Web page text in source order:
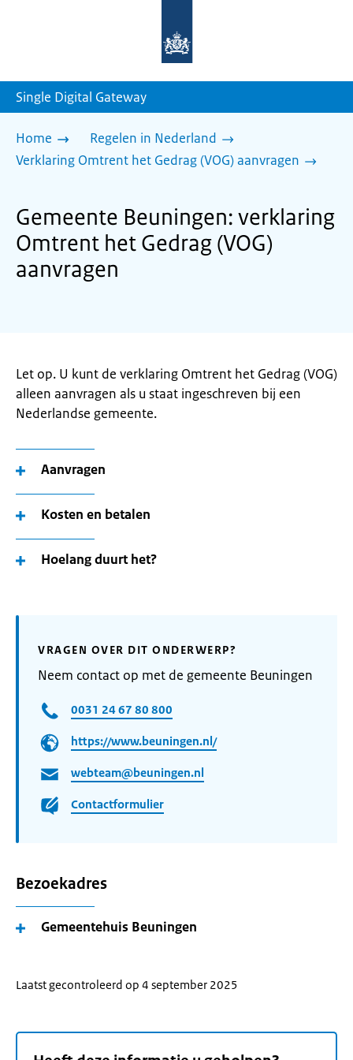
homepage
Single Digital Gateway
Home
Regelen in Nederland
Verklaring Omtrent het Gedrag (VOG) aanvragen
Gemeente Beuningen: verklaring
Omtrent het Gedrag (VOG)
aanvragen
Let op. U kunt de verklaring Omtrent het Gedrag (VOG)
alleen aanvragen als u staat ingeschreven bij een
Nederlandse gemeente.
Aanvragen
Kosten en betalen
Hoelang duurt het?
VRAGEN OVER DIT ONDERWERP?
Neem contact op met de gemeente Beuningen
0031 24 67 80 800
https://www.beuningen.nl/
webteam@beuningen.nl
Contactformulier
Bezoekadres
Gemeentehuis Beuningen
Laatst gecontroleerd op 4 september 2025